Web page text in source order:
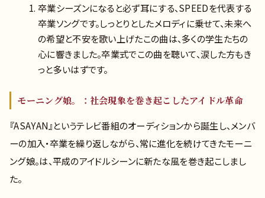
卒業シーズンになると必ず耳にする、SPEEDを代表する
卒業ソングです。しっとりとしたメロディに乗せて、未来へ
の希望と不安を歌い上げたこの曲は、多くの学生たちの
心に響きました。卒業式でこの曲を聴いて、涙した方もき
っと多いはずです。
モーニング娘。：社会現象を巻き起こしたアイドル革命
『ASAYAN』というテレビ番組のオーディションから誕生し、メンバ
ーの加入・卒業を繰り返しながら、常に進化を続けてきたモーニ
ング娘。は、平成のアイドルシーンに新たな風を巻き起こしまし
た。